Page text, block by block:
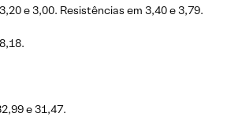
e 3,00. Resistências em 3,40 e 3,79.
e 31,47.